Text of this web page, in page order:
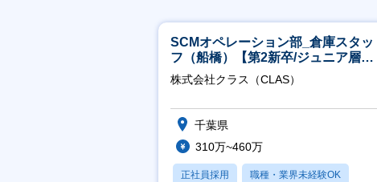
SCMオペレーション部_倉庫スタッ
フ（船橋）【第2新卒/ジュニア層歓
迎】
株式会社クラス（CLAS）
千葉県
310万~460万
正社員採用 職種・業界未経験OK